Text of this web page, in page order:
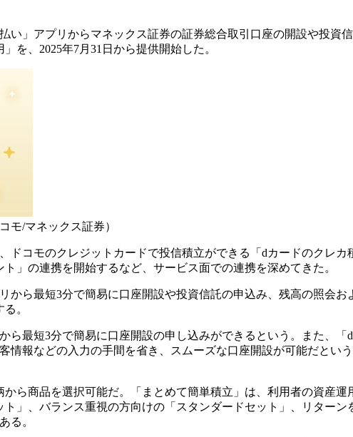
い」アプリからマネックス証券の証券総合取引口座の開設や投資
を、2025年7月31日から提供開始した。
モ/マネックス証券）
ドコモのクレジットカードで投信積立ができる「dカードのクレカ
」の連携を開始するなど、サービス面での連携を深めてきた。
から最短3分で簡易に口座開設や投資信託の申込み、残高の照会お
。
ら最短3分で簡易に口座開設の申し込みができるという。また、「
情報などの入力の手間を省き、スムーズな口座開設が可能だとい
ら商品を選択可能だ。「まとめて簡単積立」は、利用者の資産運
」、バランス重視の方向けの「スタンダードセット」、リターン
る。